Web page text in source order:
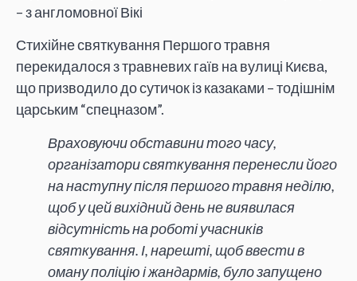
– з англомовної Вікі
Стихійне святкування Першого травня
перекидалося з травневих гаїв на вулиці Києва,
що призводило до сутичок із казаками – тодішнім
царським “спецназом”.
Враховуючи обставини того часу,
організатори святкування перенесли його
на наступну після першого травня неділю,
щоб у цей вихідний день не виявилася
відсутність на роботі учасників
святкування. І, нарешті, щоб ввести в
оману поліцію і жандармів, було запущено